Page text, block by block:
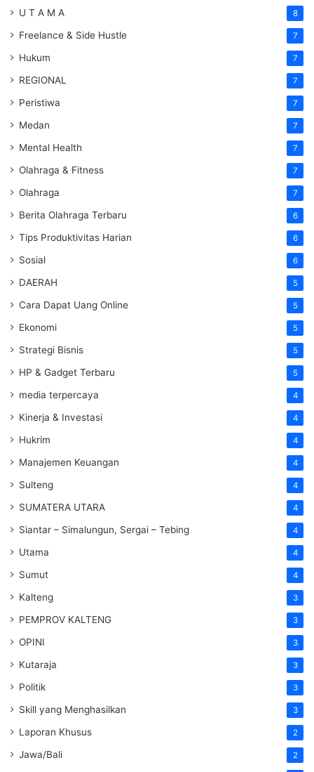
U T A M A 8
Freelance & Side Hustle 7
Hukum 7
REGIONAL 7
Peristiwa 7
Medan 7
Mental Health 7
Olahraga & Fitness 7
Olahraga 7
Berita Olahraga Terbaru 6
Tips Produktivitas Harian 6
Sosial 6
DAERAH 5
Cara Dapat Uang Online 5
Ekonomi 5
Strategi Bisnis 5
HP & Gadget Terbaru 5
media terpercaya 4
Kinerja & Investasi 4
Hukrim 4
Manajemen Keuangan 4
Sulteng 4
SUMATERA UTARA 4
Siantar – Simalungun, Sergai – Tebing 4
Utama 4
Sumut 4
Kalteng 3
PEMPROV KALTENG 3
OPINI 3
Kutaraja 3
Politik 3
Skill yang Menghasilkan 3
Laporan Khusus 2
Jawa/Bali 2